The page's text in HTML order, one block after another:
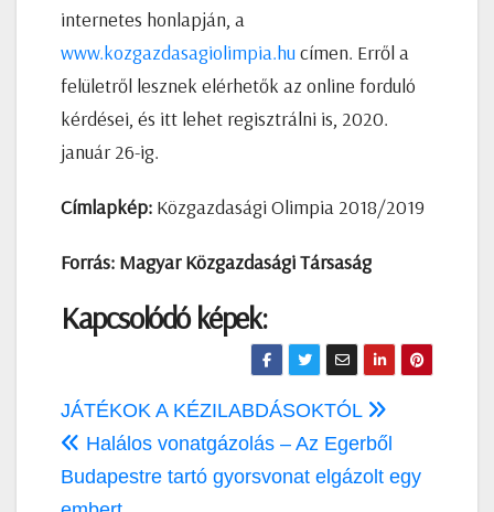
internetes honlapján, a
www.kozgazdasagiolimpia.hucímen. Erről a
felületről lesznek elérhetők az online forduló
kérdései, és itt lehet regisztrálni is, 2020.
január 26-ig.
Címlapkép: Közgazdasági Olimpia 2018/2019
Forrás: Magyar Közgazdasági Társaság
Kapcsolódó képek:
Bejegyzés
navigáció
JÁTÉKOK A KÉZILABDÁSOKTÓL
Halálos vonatgázolás – Az Egerből
Budapestre tartó gyorsvonat elgázolt egy